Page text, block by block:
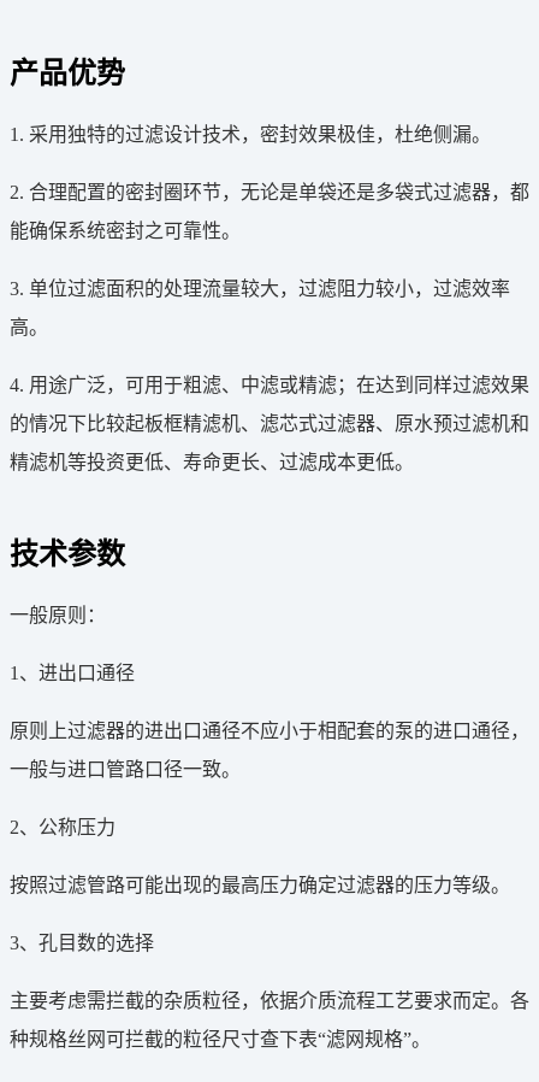
产品优势
1. 采用独特的过滤设计技术，密封效果极佳，杜绝侧漏。
2. 合理配置的密封圈环节，无论是单袋还是多袋式过滤器，都
能确保系统密封之可靠性。
3. 单位过滤面积的处理流量较大，过滤阻力较小，过滤效率
高。
4. 用途广泛，可用于粗滤、中滤或精滤；在达到同样过滤效果
的情况下比较起板框精滤机、滤芯式过滤器、原水预过滤机和
精滤机等投资更低、寿命更长、过滤成本更低。
技术参数
一般原则：
1、进出口通径
原则上过滤器的进出口通径不应小于相配套的泵的进口通径，
一般与进口管路口径一致。
2、公称压力
按照过滤管路可能出现的最高压力确定过滤器的压力等级。
3、孔目数的选择
主要考虑需拦截的杂质粒径，依据介质流程工艺要求而定。各
种规格丝网可拦截的粒径尺寸查下表“滤网规格”。